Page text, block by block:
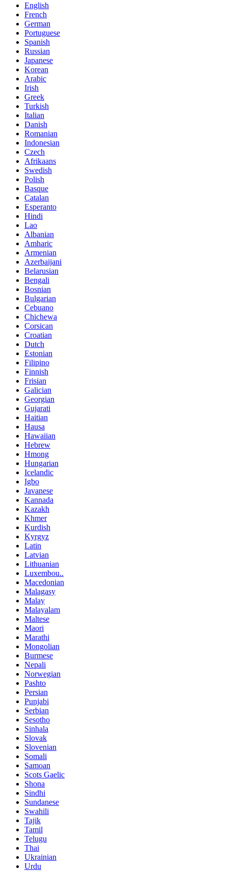
English
French
German
Portuguese
Spanish
Russian
Japanese
Korean
Arabic
Irish
Greek
Turkish
Italian
Danish
Romanian
Indonesian
Czech
Afrikaans
Swedish
Polish
Basque
Catalan
Esperanto
Hindi
Lao
Albanian
Amharic
Armenian
Azerbaijani
Belarusian
Bengali
Bosnian
Bulgarian
Cebuano
Chichewa
Corsican
Croatian
Dutch
Estonian
Filipino
Finnish
Frisian
Galician
Georgian
Gujarati
Haitian
Hausa
Hawaiian
Hebrew
Hmong
Hungarian
Icelandic
Igbo
Javanese
Kannada
Kazakh
Khmer
Kurdish
Kyrgyz
Latin
Latvian
Lithuanian
Luxembou..
Macedonian
Malagasy
Malay
Malayalam
Maltese
Maori
Marathi
Mongolian
Burmese
Nepali
Norwegian
Pashto
Persian
Punjabi
Serbian
Sesotho
Sinhala
Slovak
Slovenian
Somali
Samoan
Scots Gaelic
Shona
Sindhi
Sundanese
Swahili
Tajik
Tamil
Telugu
Thai
Ukrainian
Urdu